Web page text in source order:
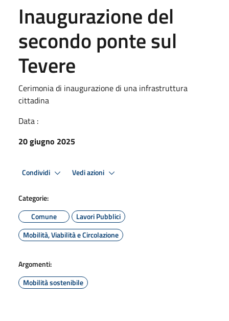
Inaugurazione del
secondo ponte sul
Tevere
Cerimonia di inaugurazione di una infrastruttura
cittadina
Data :
20 giugno 2025
Condividi Vedi azioni
Categorie:
Comune
Lavori Pubblici
Mobilità, Viabilità e Circolazione
Argomenti:
Mobilità sostenibile